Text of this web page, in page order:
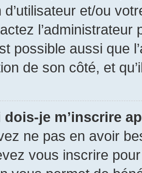
et/ou
l’administrateur
possible aussi que
de son côté, et
dois-je m’inscrire
ne pas en avoir
vous inscrire